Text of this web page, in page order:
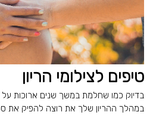
טיפים לצילומי הריון
בדיוק כמו שחלמת במשך שנים ארוכות
במהלך ההריון שלך את רוצה להפיק את סט